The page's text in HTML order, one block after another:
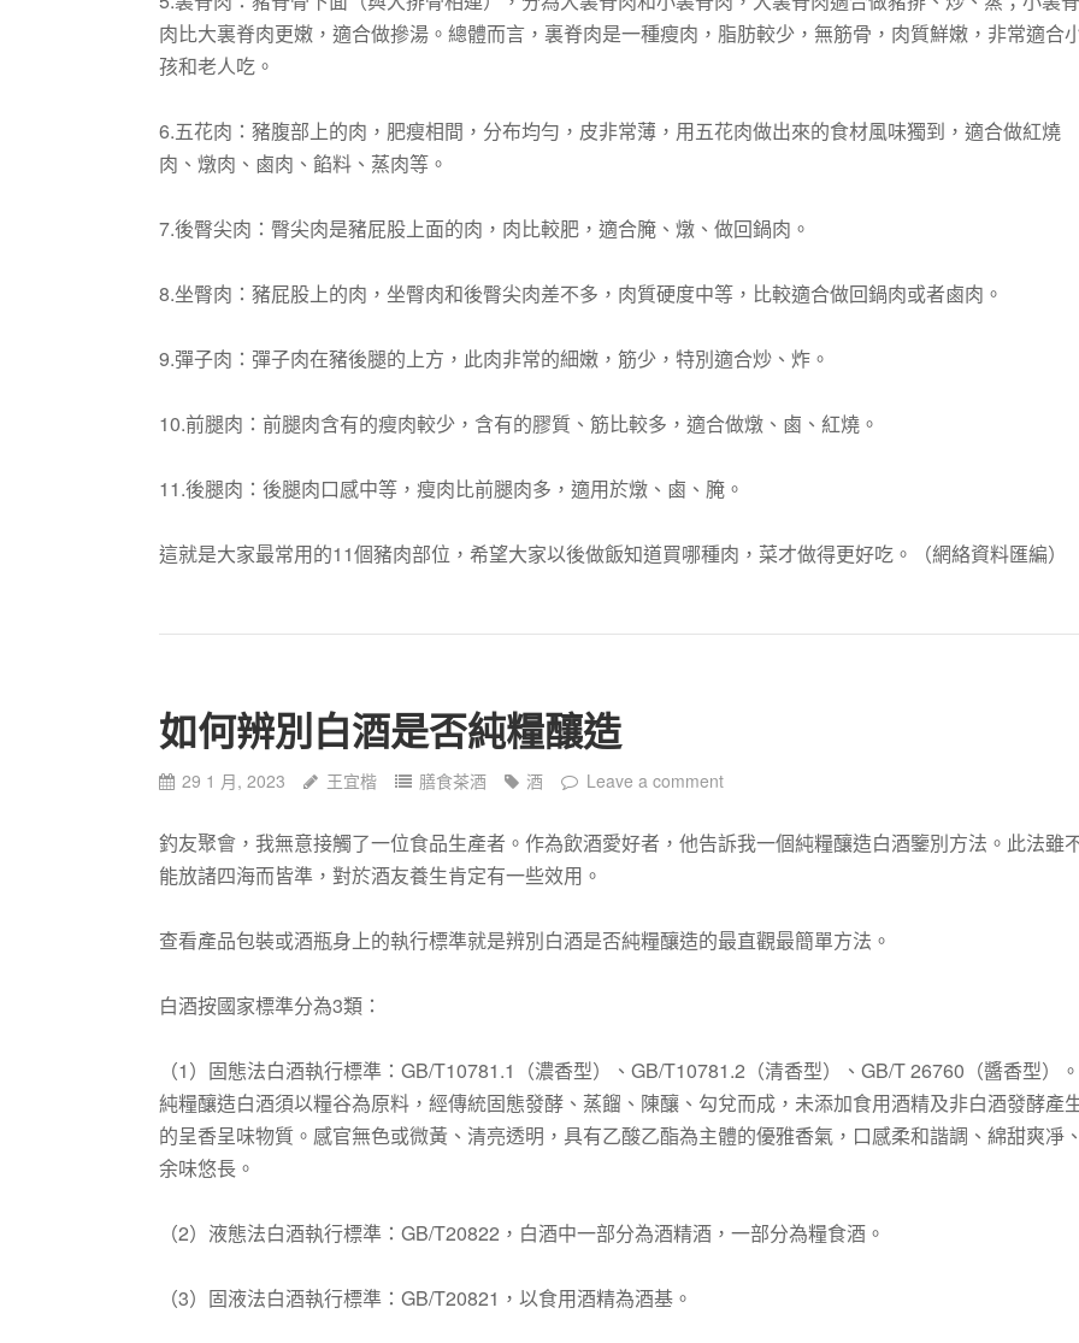
肉比大裏脊肉更嫩，適合做摻湯。總體而言，裏脊肉是一種瘦肉，脂肪較少，無筋骨，肉質鮮嫩，非常適合
孩和老人吃。
6.五花肉：豬腹部上的肉，肥瘦相間，分布均勻，皮非常薄，用五花肉做出來的食材風味獨到，適合做紅燒
肉、燉肉、鹵肉、餡料、蒸肉等。
7.後臀尖肉：臀尖肉是豬屁股上面的肉，肉比較肥，適合腌、燉、做回鍋肉。
8.坐臀肉：豬屁股上的肉，坐臀肉和後臀尖肉差不多，肉質硬度中等，比較適合做回鍋肉或者鹵肉。
9.彈子肉：彈子肉在豬後腿的上方，此肉非常的細嫩，筋少，特別適合炒、炸。
10.前腿肉：前腿肉含有的瘦肉較少，含有的膠質、筋比較多，適合做燉、鹵、紅燒。
11.後腿肉：後腿肉口感中等，瘦肉比前腿肉多，適用於燉、鹵、腌。
這就是大家最常用的11個豬肉部位，希望大家以後做飯知道買哪種肉，菜才做得更好吃。（網絡資料匯編）
如何辨別白酒是否純糧釀造
29 1 月, 2023 王宜楷 膳食茶酒 酒 Leave a comment
釣友聚會，我無意接觸了一位食品生產者。作為飲酒愛好者，他告訴我一個純糧釀造白酒鑒別方法。此法雖
能放諸四海而皆準，對於酒友養生肯定有一些效用。
查看產品包裝或酒瓶身上的執行標準就是辨別白酒是否純糧釀造的最直觀最簡單方法。
白酒按國家標準分為3類：
（1）固態法白酒執行標準：GB/T10781.1（濃香型）、GB/T10781.2（清香型）、GB/T 26760（醬香型）。
純糧釀造白酒須以糧谷為原料，經傳統固態發酵、蒸餾、陳釀、勾兌而成，未添加食用酒精及非白酒發酵產
的呈香呈味物質。感官無色或微黃、清亮透明，具有乙酸乙酯為主體的優雅香氣，口感柔和諧調、綿甜爽凈、
余味悠長。
（2）液態法白酒執行標準：GB/T20822，白酒中一部分為酒精酒，一部分為糧食酒。
（3）固液法白酒執行標準：GB/T20821，以食用酒精為酒基。